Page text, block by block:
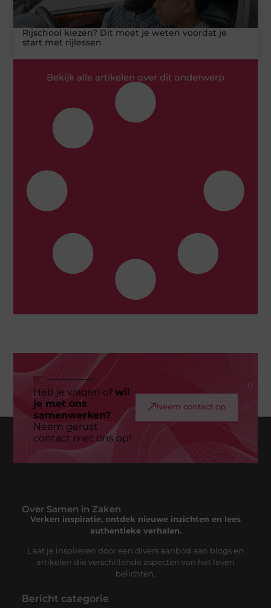
Rijschool kiezen? Dit moet je weten voordat je
start met rijlessen
Bekijk alle artikelen over dit onderwerp
Heb je vragen ofwil
je met ons
samenwerken?
Neem gerust
contact met ons op!
Neem contact op
Over Samen in Zaken
Verken inspiratie, ontdek nieuwe inzichten en lees
authentieke verhalen.
Laat je inspireren door een divers aanbod aan blogs en
artikelen die verschillende aspecten van het leven
belichten.
Bericht categorie